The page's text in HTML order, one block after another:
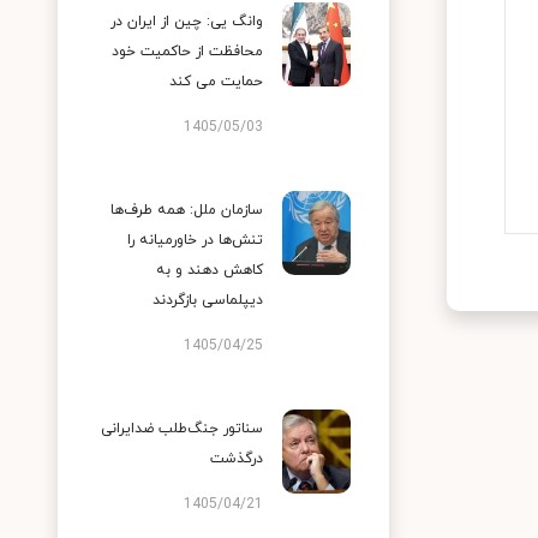
وانگ یی: چین از ایران در
محافظت از حاکمیت خود
حمایت می کند
1405/05/03
سازمان ملل: همه طرف‌ها
تنش‌ها در خاورمیانه را
کاهش دهند و به
دیپلماسی بازگردند
1405/04/25
سناتور جنگ‌طلب ضدایرانی
درگذشت
1405/04/21